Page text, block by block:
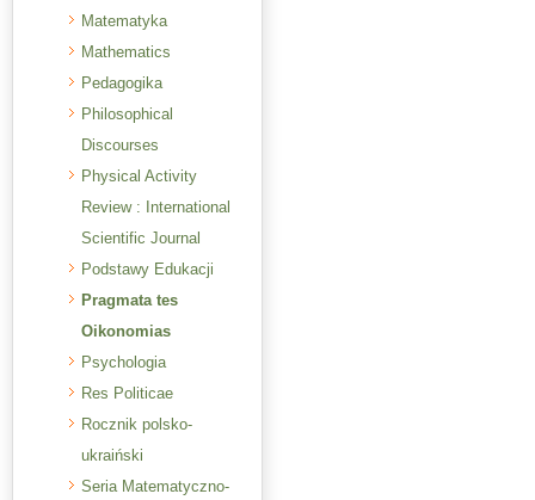
Matematyka
Mathematics
Pedagogika
Philosophical
Discourses
Physical Activity
Review : International
Scientific Journal
Podstawy Edukacji
Pragmata tes
Oikonomias
Psychologia
Res Politicae
Rocznik polsko-
ukraiński
Seria Matematyczno-